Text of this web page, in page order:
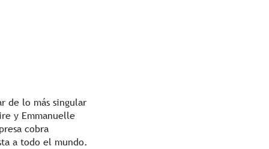
de lo más singular
y Emmanuelle
cobra
a todo el mundo.